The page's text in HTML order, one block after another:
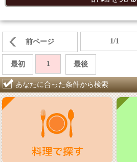
前ページ 1/1
最初 1 最後
あなたに合った条件から検索